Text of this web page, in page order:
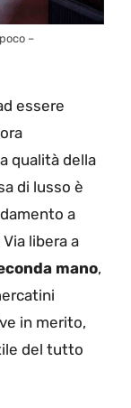
–
essere
qualità della
di lusso è
a
libera a
mano,
in merito,
del tutto